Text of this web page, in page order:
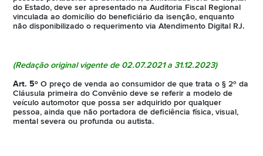
do Estado, deve ser apresentado na Auditoria Fiscal Regional
vinculada ao domicílio do beneficiário da isenção, enquanto
não disponibilizado o requerimento via Atendimento Digital RJ.
(Redação original vigente de 02.07.2021 a 31.12.2023)
Art. 5º O preço de venda ao consumidor de que trata o § 2º da
Cláusula primeira do Convênio deve se referir a modelo de
veículo automotor que possa ser adquirido por qualquer
pessoa, ainda que não portadora de deficiência física, visual,
mental severa ou profunda ou autista.